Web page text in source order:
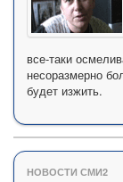
все-таки
несоразмерно
будет изжить.
НОВОСТИ СМИ2